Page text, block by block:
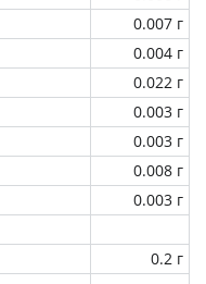
0.007 г
0.004 г
0.022 г
0.003 г
0.003 г
0.008 г
0.003 г
0.2 г